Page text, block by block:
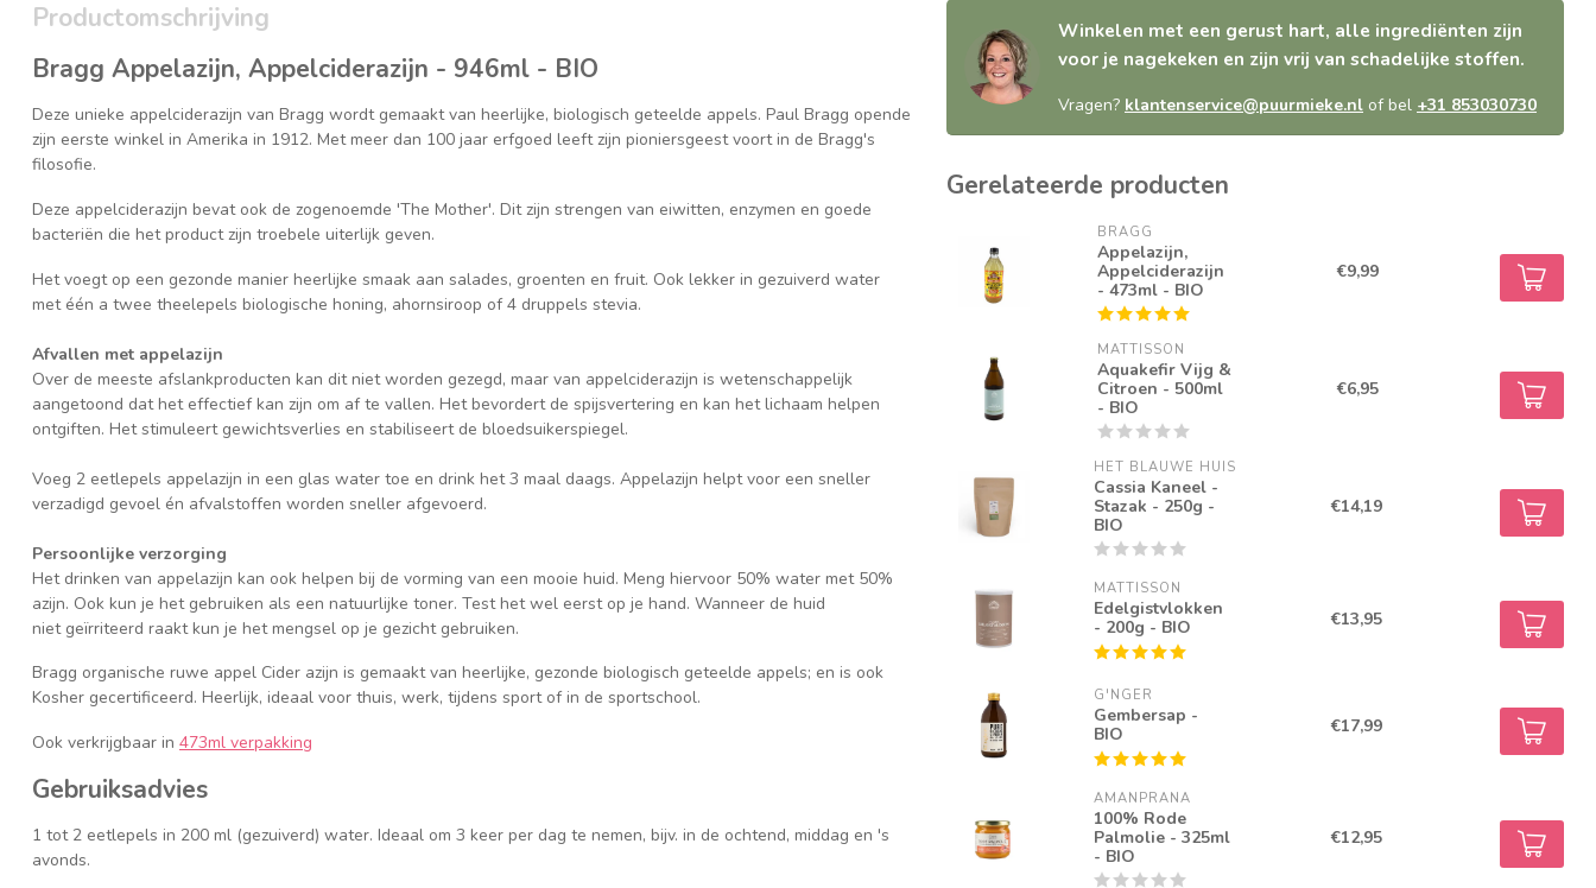
Productomschrijving
Bragg Appelazijn, Appelciderazijn - 946ml - BIO
Deze unieke appelciderazijn van Bragg wordt gemaakt van heerlijke, biologisch geteelde appels. Paul Bragg opende
zijn eerste winkel in Amerika in 1912. Met meer dan 100 jaar erfgoed leeft zijn pioniersgeest voort in de Bragg's
filosofie.
Deze appelciderazijn bevat ook de zogenoemde 'The Mother'. Dit zijn strengen van eiwitten, enzymen en goede
bacteriën die het product zijn troebele uiterlijk geven.
Het voegt op een gezonde manier heerlijke smaak aan salades, groenten en fruit. Ook lekker in gezuiverd water
met één a twee theelepels biologische honing, ahornsiroop of 4 druppels stevia.
Afvallen met appelazijn
Over de meeste afslankproducten kan dit niet worden gezegd, maar van appelciderazijn is wetenschappelijk
aangetoond dat het effectief kan zijn om af te vallen. Het bevordert de spijsvertering en kan het lichaam helpen
ontgiften. Het stimuleert gewichtsverlies en stabiliseert de bloedsuikerspiegel.
Voeg 2 eetlepels appelazijn in een glas water toe en drink het 3 maal daags. Appelazijn helpt voor een sneller
verzadigd gevoel én afvalstoffen worden sneller afgevoerd.
Persoonlijke verzorging
Het drinken van appelazijn kan ook helpen bij de vorming van een mooie huid. Meng hiervoor 50% water met 50%
azijn. Ook kun je het gebruiken als een natuurlijke toner. Test het wel eerst op je hand. Wanneer de huid
niet geïrriteerd raakt kun je het mengsel op je gezicht gebruiken.
Bragg organische ruwe appel Cider azijn is gemaakt van heerlijke, gezonde biologisch geteelde appels; en is ook
Kosher gecertificeerd. Heerlijk, ideaal voor thuis, werk, tijdens sport of in de sportschool.
Ook verkrijgbaar in 473ml verpakking
Gebruiksadvies
1 tot 2 eetlepels in 200 ml (gezuiverd) water. Ideaal om 3 keer per dag te nemen, bijv. in de ochtend, middag en 's
avonds.
Winkelen met een gerust hart, alle ingrediënten zijn
voor je nagekeken en zijn vrij van schadelijke stoffen.
Vragen? klantenservice@puurmieke.nl of bel +31 853030730
Gerelateerde producten
BRAGG
Appelazijn,
Appelciderazijn
- 473ml - BIO
€9,99
MATTISSON
Aquakefir Vijg &
Citroen - 500ml
- BIO
€6,95
HET BLAUWE HUIS
Cassia Kaneel -
Stazak - 250g -
BIO
€14,19
MATTISSON
Edelgistvlokken
- 200g - BIO
€13,95
G'NGER
Gembersap -
BIO
€17,99
AMANPRANA
100% Rode
Palmolie - 325ml
- BIO
€12,95